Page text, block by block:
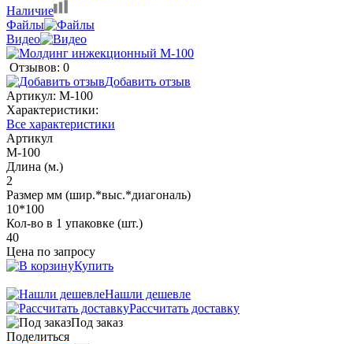
Наличие
Файлы
Видео
Отзывов: 0
Добавить отзыв
Артикул: M-100
Характеристики:
Все характеристики
Артикул
M-100
Длина (м.)
2
Размер мм (шир.*выс.*диагональ)
10*100
Кол-во в 1 упаковке (шт.)
40
Цена по запросу
Купить
Нашли дешевле
Рассчитать доставку
Под заказ
Поделиться